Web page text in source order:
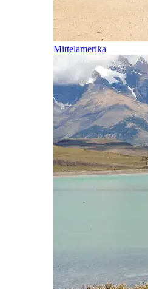
Mittelamerika